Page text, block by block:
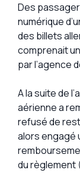
Des
numérique
des billets
comprenait
par l’agence
A la suite de
aérienne a
refusé de
alors engagé
du règlement